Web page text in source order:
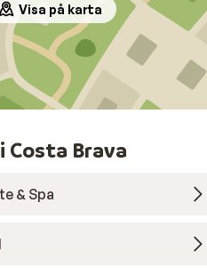
Visa på karta
Costa Brava
& Spa